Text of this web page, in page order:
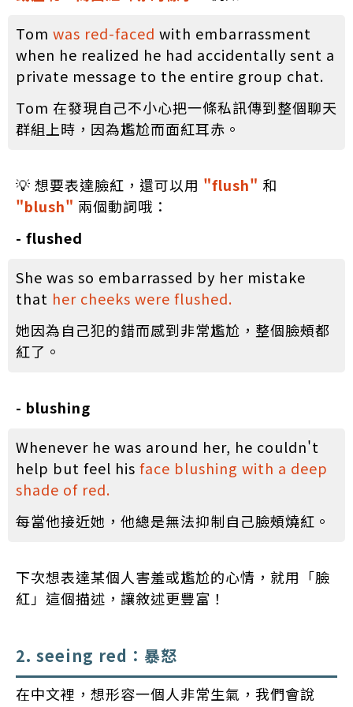
Tom was red-faced with embarrassment
when he realized he had accidentally sent a
private message to the entire group chat.
Tom 在發現自己不小心把一條私訊傳到整個聊天
群組上時，因為尷尬而面紅耳赤。
💡 想要表達臉紅，還可以用 "flush" 和
"blush" 兩個動詞哦：
- flushed
She was so embarrassed by her mistake
that her cheeks were flushed.
她因為自己犯的錯而感到非常尷尬，整個臉頰都
紅了。
- blushing
Whenever he was around her, he couldn't
help but feel his face blushing with a deep
shade of red.
每當他接近她，他總是無法抑制自己臉頰燒紅。
下次想表達某個人害羞或尷尬的心情，就用「臉
紅」這個描述，讓敘述更豐富！
2. seeing red：暴怒
在中文裡，想形容一個人非常生氣，我們會說